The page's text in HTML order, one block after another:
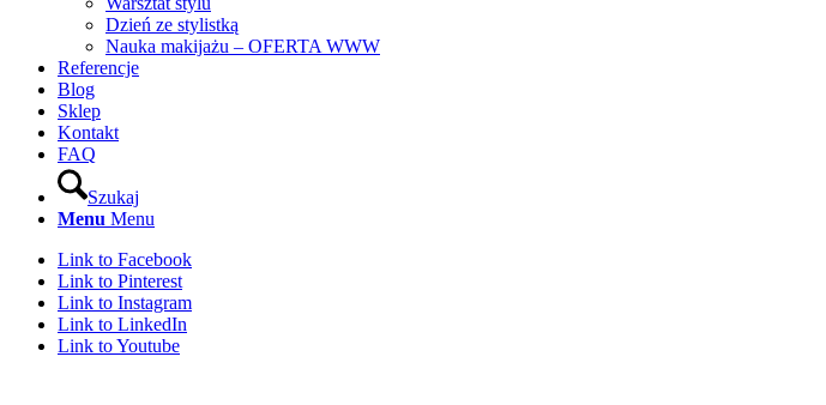
Dzień ze stylistką
Nauka makijażu – OFERTA WWW
Referencje
Blog
Sklep
Kontakt
FAQ
Szukaj
Menu Menu
Link to Facebook
Link to Pinterest
Link to Instagram
Link to LinkedIn
Link to Youtube